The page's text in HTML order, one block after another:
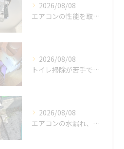
2026/08/08
エアコンの性能を取り戻しませんか？
2026/08/08
トイレ掃除が苦手でも、効率的にできる方法をご紹介します。
2026/08/08
エアコンの水漏れ、心配ですよね。